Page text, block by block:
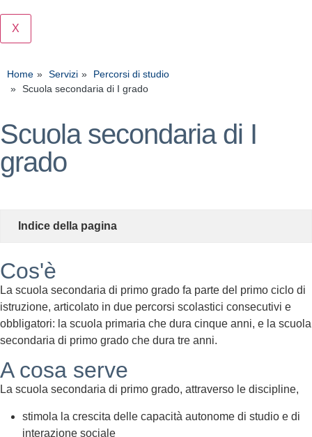
X
Home Servizi
Percorsi di studio
Scuola secondaria di I grado
Scuola secondaria di I
grado
Indice della pagina
Cos'è
La scuola secondaria di primo grado fa parte del primo ciclo di
istruzione, articolato in due percorsi scolastici consecutivi e
obbligatori: la scuola primaria che dura cinque anni, e la scuola
secondaria di primo grado che dura tre anni.
A cosa serve
La scuola secondaria di primo grado, attraverso le discipline,
stimola la crescita delle capacità autonome di studio e di
interazione sociale